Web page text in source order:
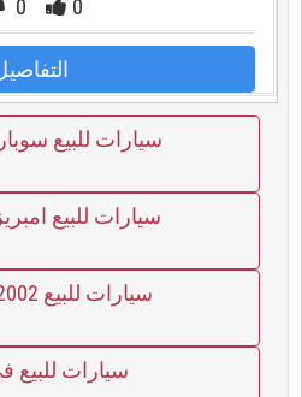
0
0
سيارات للبيع
سيارات للبيع
سيارات للبيع 2002 في مصر
سيارات للبيع